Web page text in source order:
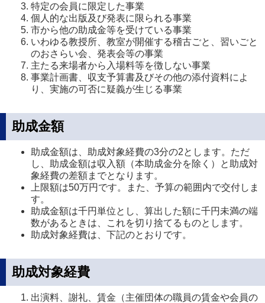
特定の会員に限定した事業
個人的な出版及び発表に限られる事業
市から他の助成金等を受けている事業
いわゆる教授所、教室が開催する稽古ごと、習いごと
のおさらい会、発表会等の事業
主たる来場者から入場料等を徴しない事業
事業計画書、収支予算書及びその他の添付資料によ
り、実施の可否に疑義が生じる事業
助成金額
助成金額は、助成対象経費の3分の2とします。ただ
し、助成金額は収入額（本助成金分を除く）と助成対
象経費の差額までとなります。
上限額は50万円です。また、予算の範囲内で交付しま
す。
助成金額は千円単位とし、算出した額に千円未満の端
数があるときは、これを切り捨てるものとします。
助成対象経費は、下記のとおりです。
助成対象経費
出演料、謝礼、賃金（主催団体の職員の賃金や会員の